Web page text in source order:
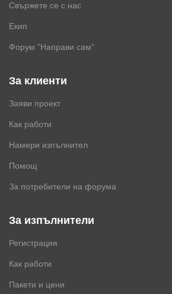
Свържете се с нас
Екип
Форум "Направи сам"
За клиенти
Заяви проект
Как работи
Намери изпълнител
Помощ
За потребители на форума
За изпълнители
Регистрация
Как работи
Пакети и цени